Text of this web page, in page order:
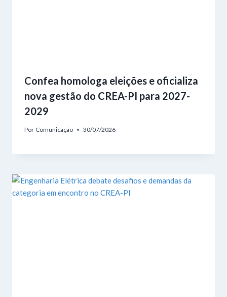
Confea homologa eleições e oficializa
nova gestão do CREA-PI para 2027-
2029
Por Comunicação 30/07/2026